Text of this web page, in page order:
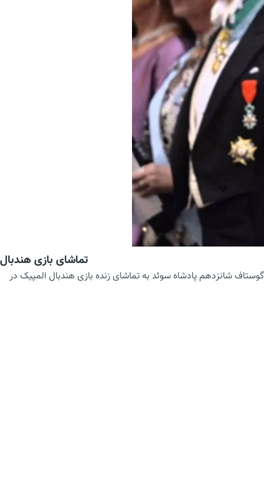
تماشای بازی هندبال
شانزدهم پادشاه سوئد به تماشای زنده بازی هندبال المپیک در